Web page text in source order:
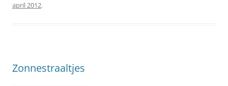
april 2012.
Zonnestraaltjes